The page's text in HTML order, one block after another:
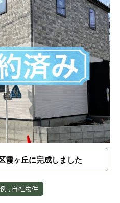
ヶ丘に完成しました
自社物件